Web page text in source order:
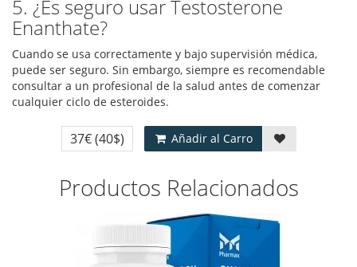
5. ¿Es seguro usar Testosterone
Enanthate?
Cuando se usa correctamente y bajo supervisión médica,
puede ser seguro. Sin embargo, siempre es recomendable
consultar a un profesional de la salud antes de comenzar
cualquier ciclo de esteroides.
37€(40$) Añadir al Carro
Productos Relacionados